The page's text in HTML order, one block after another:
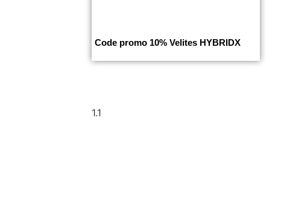
Code promo 10% Velites HYBRIDX